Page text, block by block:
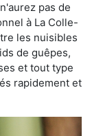
pas de
à La Colle-
les nuisibles
de guêpes,
et tout type
rapidement et